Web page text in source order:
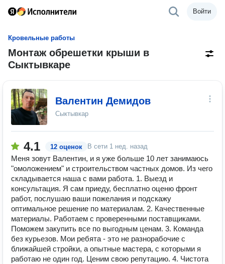
Войти
Кровельные работы
Монтаж обрешетки крыши в
Сыктывкаре
Валентин Демидов
Сыктывкар
4.1 12 оценок В сети 1 нед. назад
Меня зовут Валентин, и я уже больше 10 лет занимаюсь
"омоложением" и строительством частных домов. Из чего
складывается наша с вами работа. 1. Выезд и
консультация. Я сам приеду, бесплатно оценю фронт
работ, послушаю ваши пожелания и подскажу
оптимальное решение по материалам. 2. Качественные
материалы. Работаем с проверенными поставщиками.
Поможем закупить все по выгодным ценам. 3. Команда
без курьезов. Мои ребята - это не разнорабочие с
ближайшей стройки, а опытные мастера, с которыми я
работаю не один год. Ценим свою репутацию. 4. Чистота